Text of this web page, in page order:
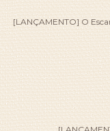
[LANÇAMENTO] O